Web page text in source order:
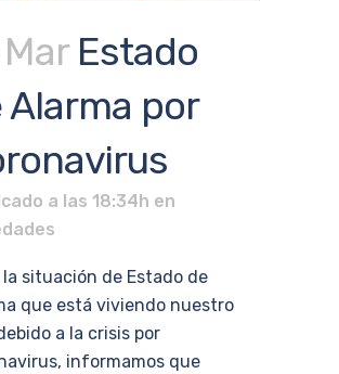
Estado
Alarma por
a las 18:34h en
situación de Estado de
que está viviendo nuestro
a la crisis por
informamos que